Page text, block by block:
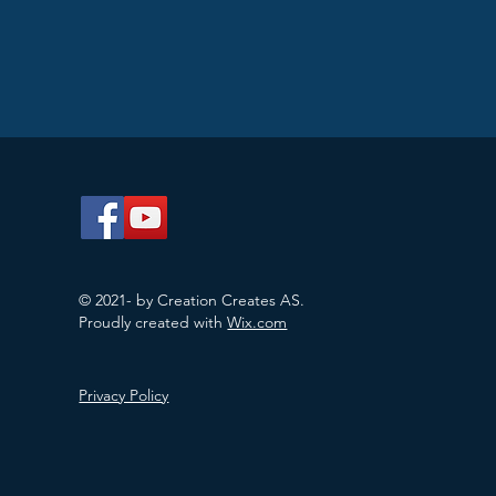
© 2021- by Creation Creates AS.
Proudly created withWix.com
Privacy Policy